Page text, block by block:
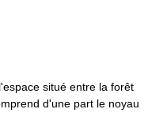
situé entre la forêt
d'une part le noyau